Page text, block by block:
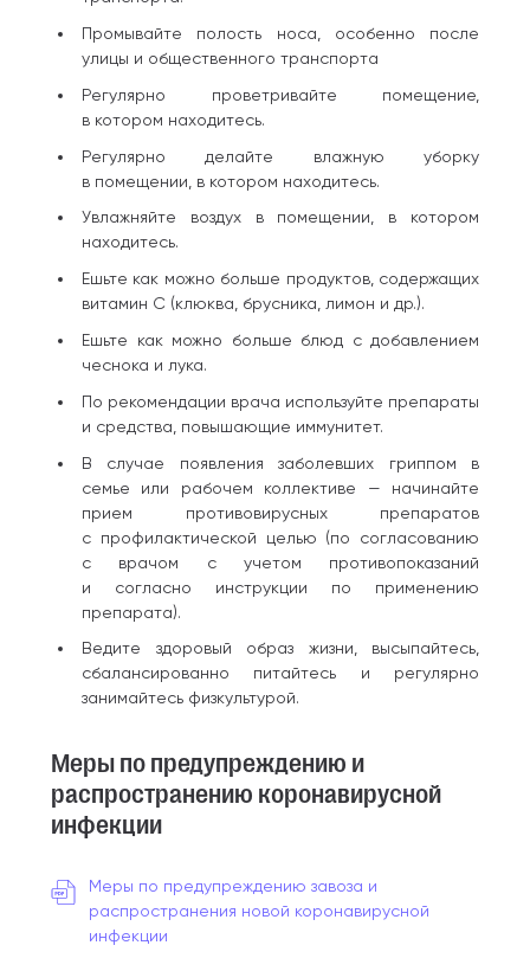
Промывайте полость носа, особенно после
улицы и общественного транспорта
Регулярно проветривайте помещение,
в котором находитесь.
Регулярно делайте влажную уборку
в помещении, в котором находитесь.
Увлажняйте воздух в помещении, в котором
находитесь.
Ешьте как можно больше продуктов, содержащих
витамин С (клюква, брусника, лимон и др.).
Ешьте как можно больше блюд с добавлением
чеснока и лука.
По рекомендации врача используйте препараты
и средства, повышающие иммунитет.
В случае появления заболевших гриппом в
семье или рабочем коллективе — начинайте
прием противовирусных препаратов
с профилактической целью (по согласованию
с врачом с учетом противопоказаний
и согласно инструкции по применению
препарата).
Ведите здоровый образ жизни, высыпайтесь,
сбалансированно питайтесь и регулярно
занимайтесь физкультурой.
Меры по предупреждению и
распространению коронавирусной
инфекции
Меры по предупреждению завоза и
распространения новой коронавирусной
инфекции